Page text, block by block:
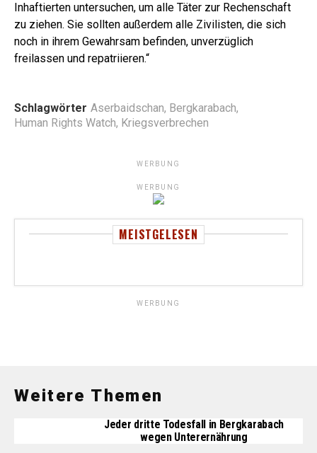
Inhaftierten untersuchen, um alle Täter zur Rechenschaft
zu ziehen. Sie sollten außerdem alle Zivilisten, die sich
noch in ihrem Gewahrsam befinden, unverzüglich
freilassen und repatriieren.“
Schlagwörter Aserbaidschan, Bergkarabach,
Human Rights Watch, Kriegsverbrechen
WERBUNG
WERBUNG
MEISTGELESEN
WERBUNG
Weitere Themen
Jeder dritte Todesfall in Bergkarabach
wegen Unterernährung